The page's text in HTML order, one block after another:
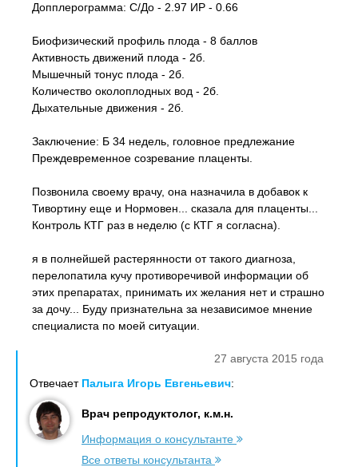
Допплерограмма: С/До - 2.97 ИР - 0.66
Биофизический профиль плода - 8 баллов
Активность движений плода - 2б.
Мышечный тонус плода - 2б.
Количество околоплодных вод - 2б.
Дыхательные движения - 2б.
Заключение: Б 34 недель, головное предлежание
Преждевременное созревание плаценты.
Позвонила своему врачу, она назначила в добавок к
Тивортину еще и Нормовен... сказала для плаценты...
Контроль КТГ раз в неделю (с КТГ я согласна).
я в полнейшей растерянности от такого диагноза,
перелопатила кучу противоречивой информации об
этих препаратах, принимать их желания нет и страшно
за дочу... Буду признательна за независимое мнение
специалиста по моей ситуации.
27 августа 2015 года
Отвечает Палыга Игорь Евгеньевич:
Врач репродуктолог, к.м.н.
Информация о консультанте
Все ответы консультанта